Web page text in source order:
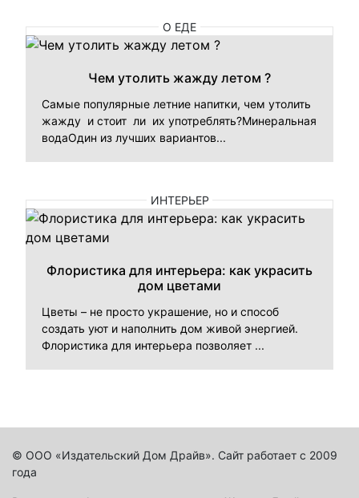
О ЕДЕ
Чем утолить жажду летом ?
Самые популярные летние напитки, чем утолить
жажду и стоит ли их употреблять?Минеральная
водаОдин из лучших вариантов...
ИНТЕРЬЕР
Флористика для интерьера: как украсить
дом цветами
Цветы – не просто украшение, но и способ
создать уют и наполнить дом живой энергией.
Флористика для интерьера позволяет ...
© ООО «Издательский Дом Драйв». Сайт работает с 2009
года